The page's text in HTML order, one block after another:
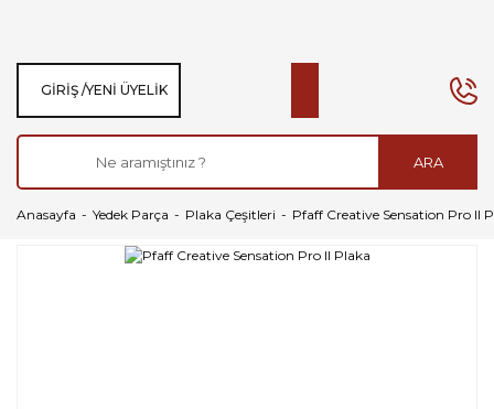
ARA
GIRIŞ /YENI ÜYELIK
Anasayfa Yedek Parça Plaka Çeşitleri Pfaff Creative Sensation Pro II